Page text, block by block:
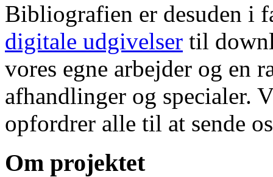
Bibliografien er desuden i
digitale udgivelser til
vores egne arbejder og en
afhandlinger og specialer.
opfordrer alle til at sende
Om projektet